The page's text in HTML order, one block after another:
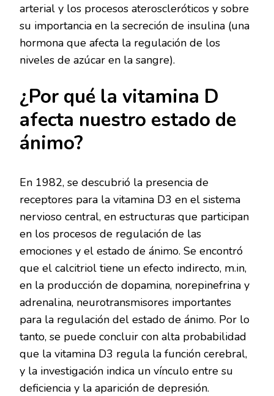
arterial y los procesos ateroscleróticos y sobre
su importancia en la secreción de insulina (una
hormona que afecta la regulación de los
niveles de azúcar en la sangre).
¿Por qué la vitamina D
afecta nuestro estado de
ánimo?
En 1982, se descubrió la presencia de
receptores para la vitamina D3 en el sistema
nervioso central, en estructuras que participan
en los procesos de regulación de las
emociones y el estado de ánimo. Se encontró
que el calcitriol tiene un efecto indirecto, m.in,
en la producción de dopamina, norepinefrina y
adrenalina, neurotransmisores importantes
para la regulación del estado de ánimo. Por lo
tanto, se puede concluir con alta probabilidad
que la vitamina D3 regula la función cerebral,
y la investigación indica un vínculo entre su
deficiencia y la aparición de depresión.